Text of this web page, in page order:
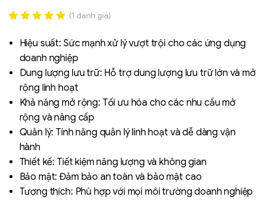
out of 5
based on
đánh giá
(1 đánh giá)
Hiệu suất: Sức mạnh xử lý vượt trội cho các ứng dụng
doanh nghiệp
Dung lượng lưu trữ: Hỗ trợ dung lượng lưu trữ lớn và mở
rộng linh hoạt
Khả năng mở rộng: Tối ưu hóa cho các nhu cầu mở
rộng và nâng cấp
Quản lý: Tính năng quản lý linh hoạt và dễ dàng vận
hành
Thiết kế: Tiết kiệm năng lượng và không gian
Bảo mật: Đảm bảo an toàn và bảo mật cao
Tương thích: Phù hợp với mọi môi trường doanh nghiệp
Liên hệ
SK hynix - DRAM
- GDDR - GDDR6